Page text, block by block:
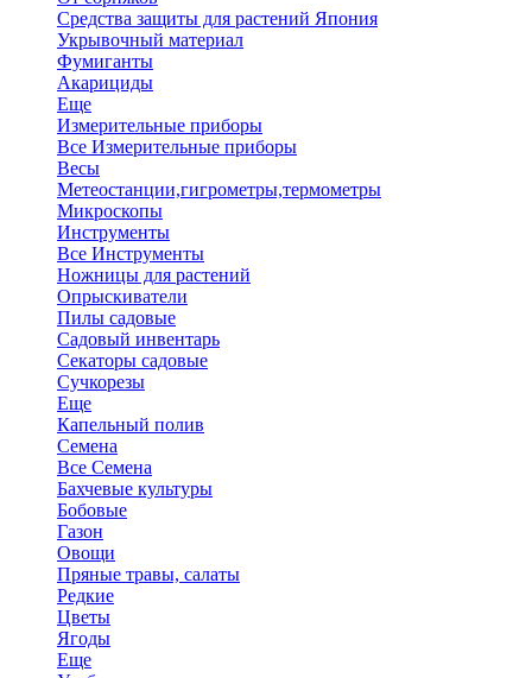
Средства защиты для растений Япония
Укрывочный материал
Фумиганты
Акарициды
Еще
Измерительные приборы
Все Измерительные приборы
Весы
Метеостанции,гигрометры,термометры
Микроскопы
Инструменты
Все Инструменты
Ножницы для растений
Опрыскиватели
Пилы садовые
Садовый инвентарь
Секаторы садовые
Сучкорезы
Еще
Капельный полив
Семена
Все Семена
Бахчевые культуры
Бобовые
Газон
Овощи
Пряные травы, салаты
Редкие
Цветы
Ягоды
Еще